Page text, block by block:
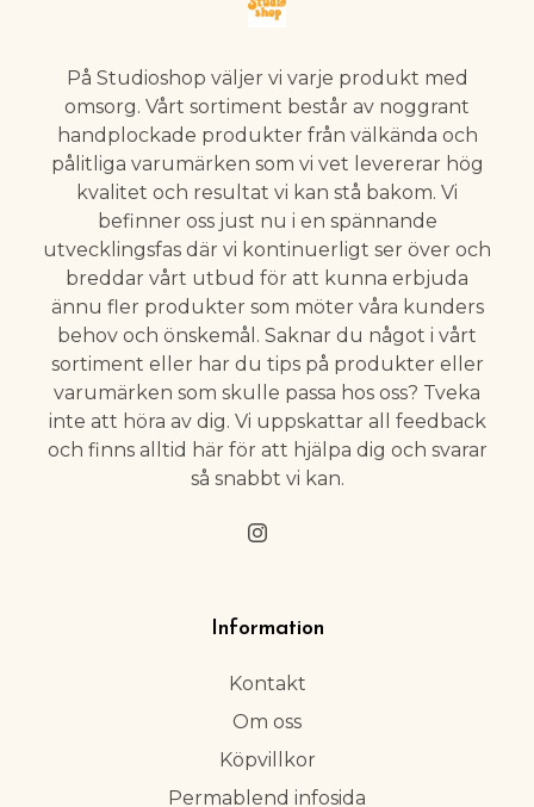
På Studioshop väljer vi varje produkt med
omsorg. Vårt sortiment består av noggrant
handplockade produkter från välkända och
pålitliga varumärken som vi vet levererar hög
kvalitet och resultat vi kan stå bakom. Vi
befinner oss just nu i en spännande
utvecklingsfas där vi kontinuerligt ser över och
breddar vårt utbud för att kunna erbjuda
ännu fler produkter som möter våra kunders
behov och önskemål. Saknar du något i vårt
sortiment eller har du tips på produkter eller
varumärken som skulle passa hos oss? Tveka
inte att höra av dig. Vi uppskattar all feedback
och finns alltid här för att hjälpa dig och svarar
så snabbt vi kan.
Information
Kontakt
Om oss
Köpvillkor
Permablend infosida